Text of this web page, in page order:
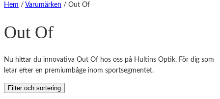
Hem / Varumärken / Out Of
Out Of
Nu hittar du innovativa Out Of hos oss på Hultins Optik. För dig som
letar efter en premiumbåge inom sportsegmentet.
Filter och sortering